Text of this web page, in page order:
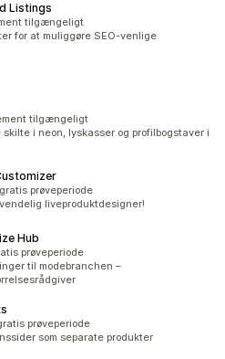
Listings
tilgængeligt
for at muliggøre SEO-venlige
tilgængeligt
i neon, lyskasser og profilbogstaver i
prøveperiode
liveproduktdesigner!
Hub
prøveperiode
til modebranchen –
prøveperiode
som separate produkter